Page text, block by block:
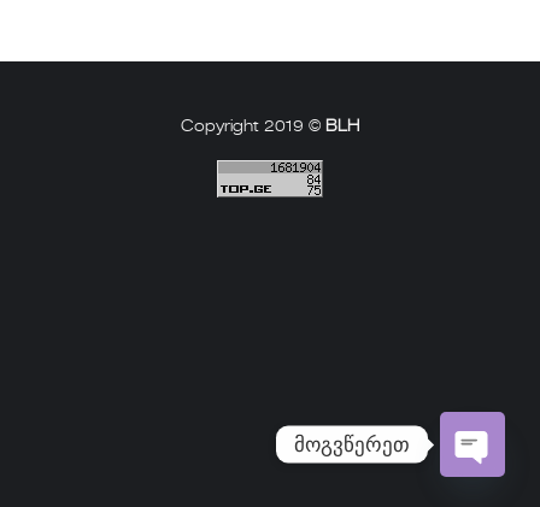
Copyright 2019 © BLH
მოგვწერეთ